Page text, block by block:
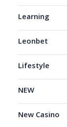
Learning
Leonbet
Lifestyle
NEW
New Casino